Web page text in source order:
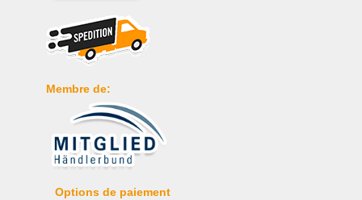
Membre de:
Options de paiement